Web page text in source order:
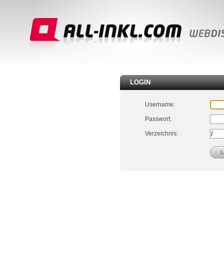
LOGIN
Username:
Passwort:
Verzeichnis: